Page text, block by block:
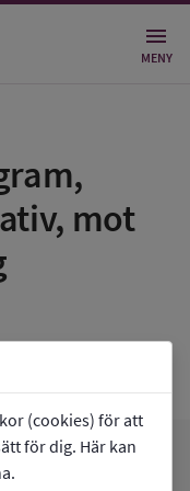
(cookies) för att
för dig. Här kan
MENY
mot
Mina favoriter